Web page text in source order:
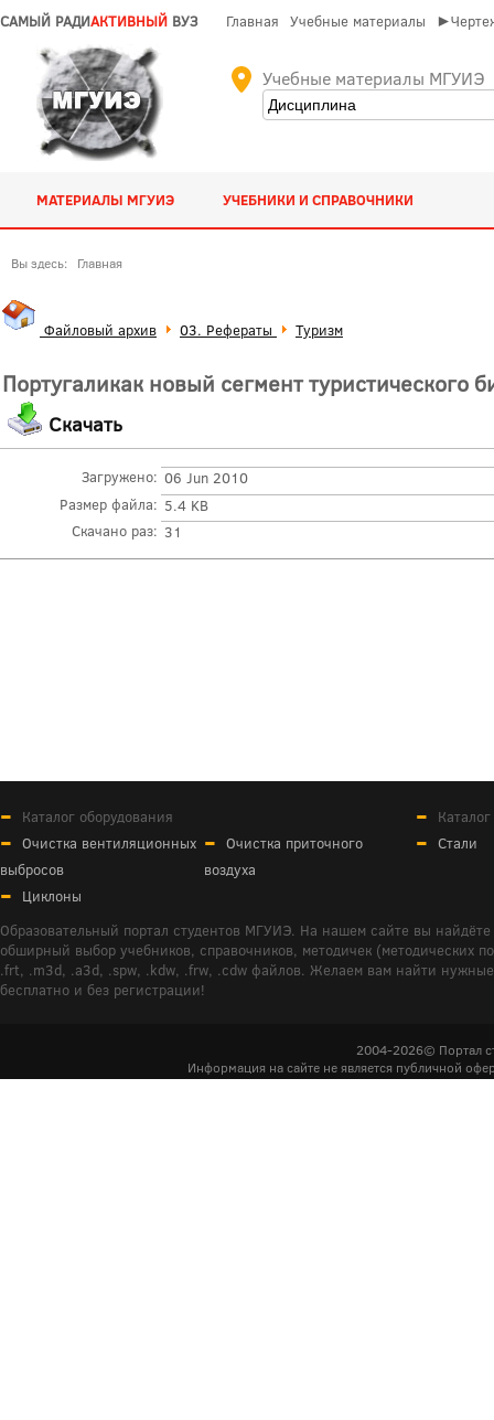
САМЫЙ РАДИАКТИВНЫЙ ВУЗ Главная Учебные материалы
Учебные материалы МГУИЭ
МАТЕРИАЛЫ МГУИЭ УЧЕБНИКИ И СПРАВОЧНИКИ
Вы здесь: Главная
Файловый архив 03. Рефераты Туризм
Португаликак новый сегмент туристического
Скачать
Загружено: 06 Jun 2010
Размер файла: 5.4 KB
Скачано раз: 31
Каталог оборудования
Очистка вентиляционных
выбросов
Очистка приточного
воздуха
Циклоны
Стали
Образовательный портал студентов МГУИЭ. На нашем сайте вы
обширный выбор учебников, справочников, методичек (методических
.frt, .m3d, .a3d, .spw, .kdw, .frw, .cdw файлов. Желаем вам найти
бесплатно и без регистрации!
2004-2026© Портал
Информация на сайте не является публичной